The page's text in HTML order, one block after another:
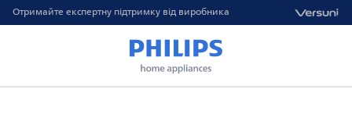
Отримайте експертну підтримку від виробника